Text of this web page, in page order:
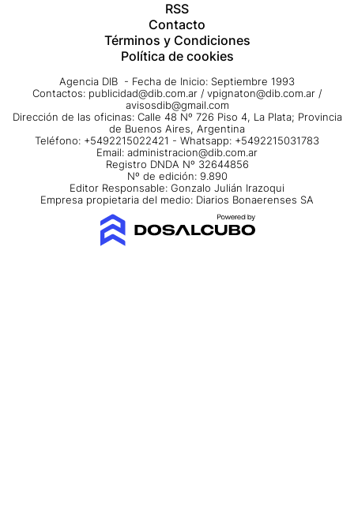
RSS
Contacto
Términos y Condiciones
Política de cookies
Agencia DIB - Fecha de Inicio: Septiembre 1993
Contactos: publicidad@dib.com.ar / vpignaton@dib.com.ar /
avisosdib@gmail.com
Dirección de las oficinas: Calle 48 Nº 726 Piso 4, La Plata; Provincia
de Buenos Aires, Argentina
Teléfono: +5492215022421 - Whatsapp: +5492215031783
Email: administracion@dib.com.ar
Registro DNDA Nº 32644856
Nº de edición: 9.890
Editor Responsable: Gonzalo Julián Irazoqui
Empresa propietaria del medio: Diarios Bonaerenses SA